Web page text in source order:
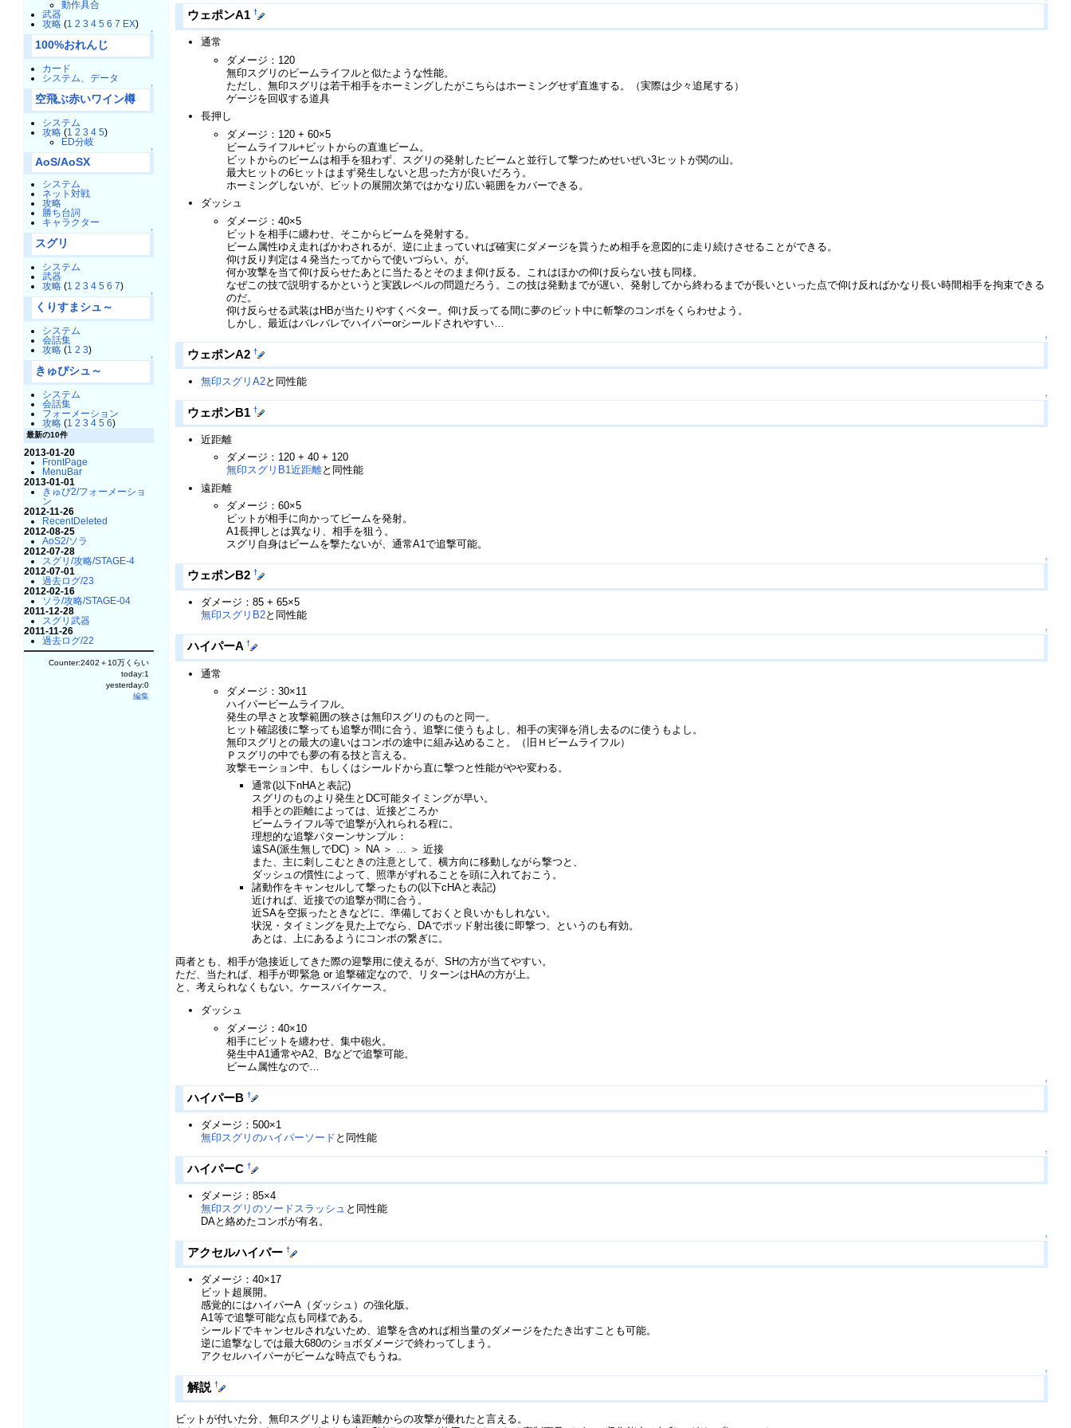
動作具合
武器
攻略 (1 2 3 4 5 6 7 EX)
↑
100%おれんじ
カード
システム、データ
↑
空飛ぶ赤いワイン樽
システム
攻略 (1 2 3 4 5)
ED分岐
↑
AoS/AoSX
システム
ネット対戦
攻略
勝ち台詞
キャラクター
↑
スグリ
システム
武器
攻略 (1 2 3 4 5 6 7)
↑
くりすまシュ～
システム
会話集
攻略 (1 2 3)
↑
きゅぴシュ～
システム
会話集
フォーメーション
攻略 (1 2 3 4 5 6)
最新の10件
2013-01-20
FrontPage
MenuBar
2013-01-01
きゅぴ2/フォーメーショ
ン
2012-11-26
RecentDeleted
2012-08-25
AoS2/ソラ
2012-07-28
スグリ/攻略/STAGE-4
2012-07-01
過去ログ/23
2012-02-16
ソラ/攻略/STAGE-04
2011-12-28
スグリ武器
2011-11-26
過去ログ/22
Counter:2402＋10万くらい
today:1
yesterday:0
編集
ウェポンA1 †
通常
ダメージ：120
無印スグリのビームライフルと似たような性能。
ただし、無印スグリは若干相手をホーミングしたがこちらはホーミングせず直進する。（実際は少々追尾する）
ゲージを回収する道具
長押し
ダメージ：120 + 60×5
ビームライフル+ビットからの直進ビーム。
ビットからのビームは相手を狙わず、スグリの発射したビームと並行して撃つためせいぜい3ヒットが関の山。
最大ヒットの6ヒットはまず発生しないと思った方が良いだろう。
ホーミングしないが、ビットの展開次第ではかなり広い範囲をカバーできる。
ダッシュ
ダメージ：40×5
ビットを相手に纏わせ、そこからビームを発射する。
ビーム属性ゆえ走ればかわされるが、逆に止まっていれば確実にダメージを貰うため相手を意図的に走り続けさせることができる。
仰け反り判定は４発当たってからで使いづらい。が。
何か攻撃を当て仰け反らせたあとに当たるとそのまま仰け反る。これはほかの仰け反らない技も同様。
なぜこの技で説明するかというと実践レベルの問題だろう。この技は発動までが遅い、発射してから終わるまでが長いといった点で仰け反ればかなり長い時間相手を拘束できる
のだ。
仰け反らせる武装はHBが当たりやすくベター。仰け反ってる間に夢のビット中に斬撃のコンボをくらわせよう。
しかし、最近はバレバレでハイパーorシールドされやすい…
↑
ウェポンA2 †
無印スグリA2と同性能
↑
ウェポンB1 †
近距離
ダメージ：120 + 40 + 120
無印スグリB1近距離と同性能
遠距離
ダメージ：60×5
ビットが相手に向かってビームを発射。
A1長押しとは異なり、相手を狙う。
スグリ自身はビームを撃たないが、通常A1で追撃可能。
↑
ウェポンB2 †
ダメージ：85 + 65×5
無印スグリB2と同性能
↑
ハイパーA †
通常
ダメージ：30×11
ハイパービームライフル。
発生の早さと攻撃範囲の狭さは無印スグリのものと同一。
ヒット確認後に撃っても追撃が間に合う。追撃に使うもよし、相手の実弾を消し去るのに使うもよし。
無印スグリとの最大の違いはコンボの途中に組み込めること。（旧Ｈビームライフル）
Ｐスグリの中でも夢の有る技と言える。
攻撃モーション中、もしくはシールドから直に撃つと性能がやや変わる。
通常(以下nHAと表記)
スグリのものより発生とDC可能タイミングが早い。
相手との距離によっては、近接どころか
ビームライフル等で追撃が入れられる程に。
理想的な追撃パターンサンプル：
遠SA(派生無しでDC) ＞ NA ＞ … ＞ 近接
また、主に刺しこむときの注意として、横方向に移動しながら撃つと、
ダッシュの慣性によって、照準がずれることを頭に入れておこう。
諸動作をキャンセルして撃ったもの(以下cHAと表記)
近ければ、近接での追撃が間に合う。
近SAを空振ったときなどに、準備しておくと良いかもしれない。
状況・タイミングを見た上でなら、DAでポッド射出後に即撃つ、というのも有効。
あとは、上にあるようにコンボの繋ぎに。
両者とも、相手が急接近してきた際の迎撃用に使えるが、SHの方が当てやすい。
ただ、当たれば、相手が即緊急 or 追撃確定なので、リターンはHAの方が上。
と、考えられなくもない。ケースバイケース。
ダッシュ
ダメージ：40×10
相手にビットを纏わせ、集中砲火。
発生中A1通常やA2、Bなどで追撃可能。
ビーム属性なので…
↑
ハイパーB †
ダメージ：500×1
無印スグリのハイパーソード と同性能
↑
ハイパーC †
ダメージ：85×4
無印スグリのソードスラッシュ と同性能
DAと絡めたコンボが有名。
↑
アクセルハイパー †
ダメージ：40×17
ビット超展開。
感覚的にはハイパーA（ダッシュ）の強化版。
A1等で追撃可能な点も同様である。
シールドでキャンセルされないため、追撃を含めれば相当量のダメージをたたき出すことも可能。
逆に追撃なしでは最大680のショボダメージで終わってしまう。
アクセルハイパーがビームな時点でもうね。
↑
解説 †
ビットが付いた分、無印スグリよりも遠距離からの攻撃が優れたと言える。